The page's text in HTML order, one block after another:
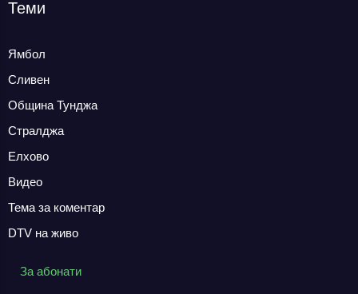
Теми
Ямбол
Сливен
Община Тунджа
Стралджа
Елхово
Видео
Тема за коментар
DTV на живо
За абонати